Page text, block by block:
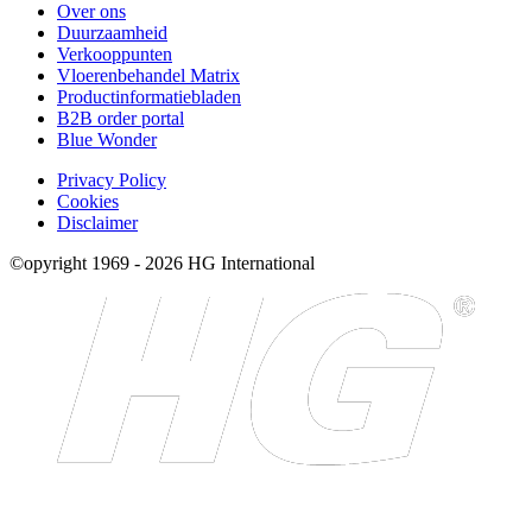
Over ons
Duurzaamheid
Verkooppunten
Vloerenbehandel Matrix
Productinformatiebladen
B2B order portal
Blue Wonder
Privacy Policy
Cookies
Disclaimer
©opyright 1969 - 2026 HG International